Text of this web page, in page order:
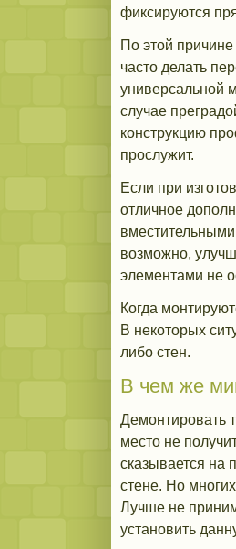
фиксируются
По этой
часто делать
универсальной
случае
конструкцию
прослужит.
Если при
отличное
возможно,
элементами не
Когда
В некоторых
либо стен.
В чем же
Демонтировать
место не
сказывается на
стене. Но
Лучше не
установить